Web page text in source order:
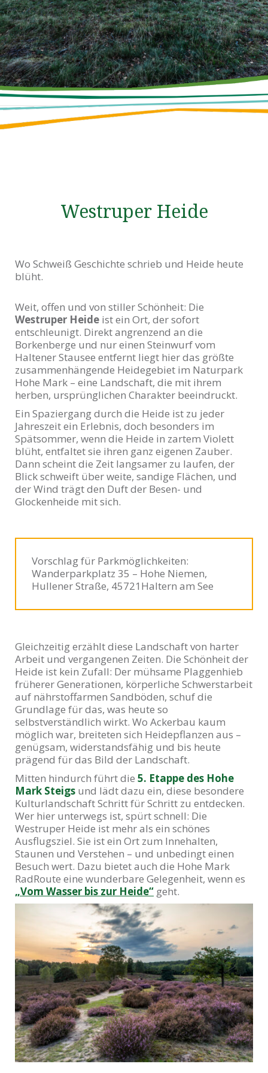
Westruper Heide
Wo Schweiß Geschichte schrieb und Heide heute
blüht.
Weit, offen und von stiller Schönheit: Die
Westruper Heide ist ein Ort, der sofort
entschleunigt. Direkt angrenzend an die
Borkenberge und nur einen Steinwurf vom
Haltener Stausee entfernt liegt hier das größte
zusammenhängende Heidegebiet im Naturpark
Hohe Mark – eine Landschaft, die mit ihrem
herben, ursprünglichen Charakter beeindruckt.
Ein Spaziergang durch die Heide ist zu jeder
Jahreszeit ein Erlebnis, doch besonders im
Spätsommer, wenn die Heide in zartem Violett
blüht, entfaltet sie ihren ganz eigenen Zauber.
Dann scheint die Zeit langsamer zu laufen, der
Blick schweift über weite, sandige Flächen, und
der Wind trägt den Duft der Besen- und
Glockenheide mit sich.
Vorschlag für Parkmöglichkeiten:
Wanderparkplatz 35 – Hohe Niemen,
Hullener Straße, 45721Haltern am See
Gleichzeitig erzählt diese Landschaft von harter
Arbeit und vergangenen Zeiten. Die Schönheit der
Heide ist kein Zufall: Der mühsame Plaggenhieb
früherer Generationen, körperliche Schwerstarbeit
auf nährstoffarmen Sandböden, schuf die
Grundlage für das, was heute so
selbstverständlich wirkt. Wo Ackerbau kaum
möglich war, breiteten sich Heidepflanzen aus –
genügsam, widerstandsfähig und bis heute
prägend für das Bild der Landschaft.
Mitten hindurch führt die 5. Etappe des Hohe
Mark Steigs und lädt dazu ein, diese besondere
Kulturlandschaft Schritt für Schritt zu entdecken.
Wer hier unterwegs ist, spürt schnell: Die
Westruper Heide ist mehr als ein schönes
Ausflugsziel. Sie ist ein Ort zum Innehalten,
Staunen und Verstehen – und unbedingt einen
Besuch wert. Dazu bietet auch die Hohe Mark
RadRoute eine wunderbare Gelegenheit, wenn es
„Vom Wasser bis zur Heide“ geht.